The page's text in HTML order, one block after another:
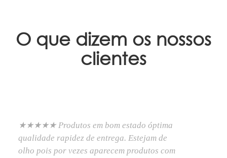
O que dizem os nossos
clientes
★★★★★ Produtos em bom estado óptima
qualidade rapidez de entrega. Estejam de
olho pois por vezes aparecem produtos com